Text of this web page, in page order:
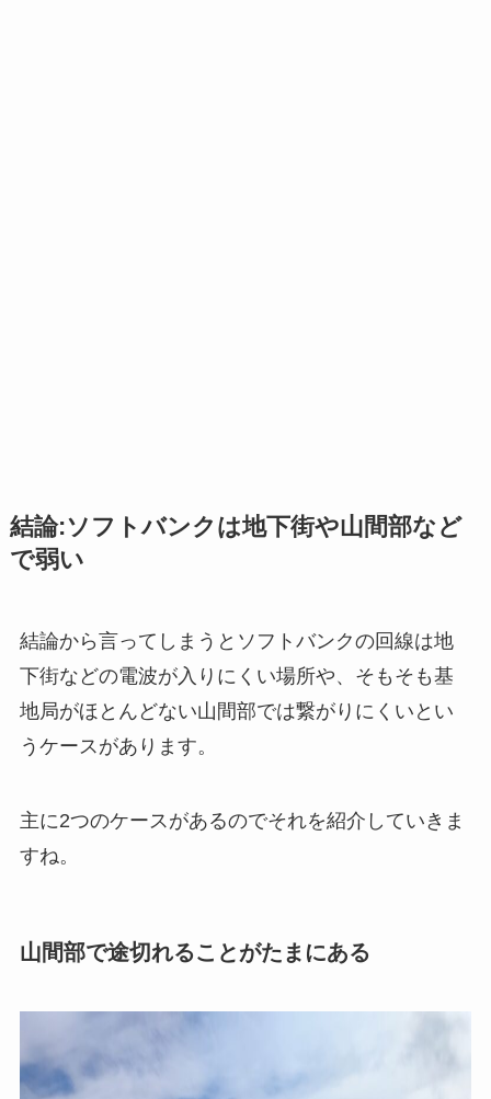
結論:ソフトバンクは地下街や山間部など
で弱い
結論から言ってしまうとソフトバンクの回線は地
下街などの電波が入りにくい場所や、そもそも基
地局がほとんどない山間部では繋がりにくいとい
うケースがあります。
主に2つのケースがあるのでそれを紹介していきま
すね。
山間部で途切れることがたまにある